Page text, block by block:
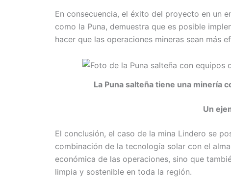
En consecuencia, el éxito del proyecto en un
como la Puna, demuestra que es posible
hacer que las operaciones mineras sean más
La Puna salteña tiene una minería
Un
El conclusión, el caso de la mina Lindero se
combinación de la tecnología solar con el
económica de las operaciones, sino que
limpia y sostenible en toda la región.